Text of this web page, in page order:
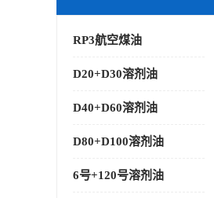
RP3航空煤油
D20+D30溶剂油
D40+D60溶剂油
D80+D100溶剂油
6号+120号溶剂油